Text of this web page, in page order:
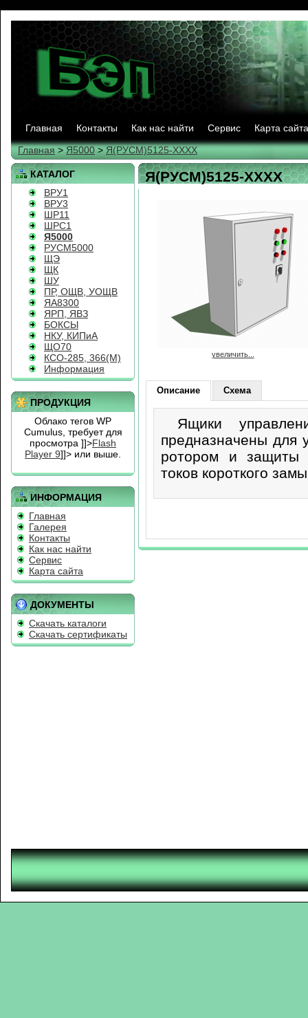
Главная Контакты Как нас найти Сервис
Карта сайта
Главная > Я5000 > Я(РУСМ)5125-ХХХХ
КАТАЛОГ
ВРУ1
ВРУ3
ШР11
ШРС1
Я5000
РУСМ5000
ЩЭ
ЩК
ШУ
ПР, ОЩВ, УОЩВ
ЯА8300
ЯРП, ЯВЗ
БОКСЫ
НКУ, КИПиА
ЩО70
КСО-285, 366(М)
Информация
ПРОДУКЦИЯ
Облако тегов WP
Cumulus, требует для
просмотра ]]>Flash
Player 9]]> или выше.
ИНФОРМАЦИЯ
Главная
Галерея
Контакты
Как нас найти
Сервис
Карта сайта
ДОКУМЕНТЫ
Скачать каталоги
Скачать сертификаты
Я(РУСМ)5125-ХХХХ
увеличить...
Описание Схема
Ящики
предназначены для
ротором и защиты
токов короткого